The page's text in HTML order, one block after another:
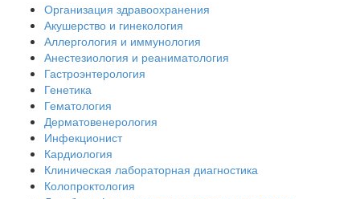
Организация здравоохранения
Акушерство и гинекология
Аллергология и иммунология
Анестезиология и реаниматология
Гастроэнтерология
Генетика
Гематология
Дерматовенерология
Инфекционист
Кардиология
Клиническая лабораторная диагностика
Колопроктология